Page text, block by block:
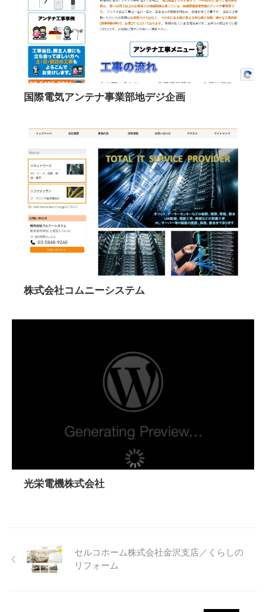
国際電気アンテナ事業部地デジ企画
株式会社コムニーシステム
光栄電機株式会社
セルコホーム株式会社金沢支店／くらしの
リフォーム